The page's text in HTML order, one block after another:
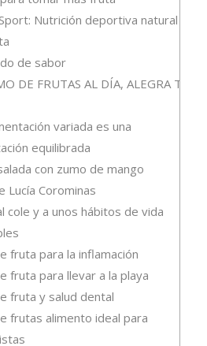
Nutrición deportiva natural
de sabor
DE FRUTAS AL DÍA, ALEGRA TU
variada es una
equilibrada
con zumo de mango
Lucía Corominas
cole y a unos hábitos de vida
fruta para la inflamación
fruta para llevar a la playa
fruta y salud dental
frutas alimento ideal para